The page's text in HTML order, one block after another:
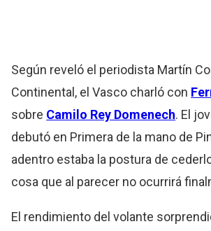
Según reveló el periodista Martín
Continental, el Vasco charló con
sobre Camilo Rey Domenech. El
debutó en Primera de la mano de
adentro estaba la postura de
cosa que al parecer no ocurrirá
El rendimiento del volante